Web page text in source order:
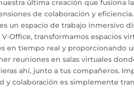
última creación que fusiona
de colaboración y
un espacio de trabajo inmersivo
Office, transformamos espacios
en tiempo real y proporcionando
reuniones en salas virtuales
ahí, junto a tus compañeros.
y colaboración es simplemente